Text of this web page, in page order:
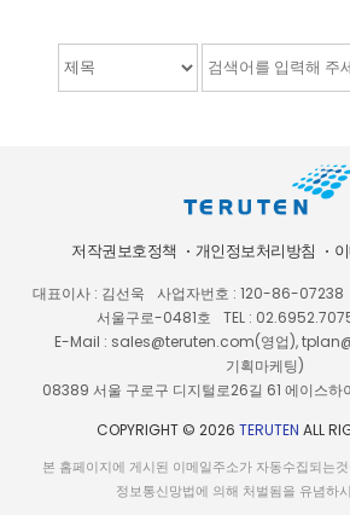
저작권보호정책 개인정보처리방침
대표이사 : 김선욱 사업자번호 : 120-86-07238
서울구로-0481호
TEL :
E-Mail : sales@teruten.com(영업),
기획마케팅)
08389 서울 구로구 디지털로26길 61 에이스하
COPYRIGHT © 2026 TERUTEN ALL
본 홈페이지에 게시된 이메일주소가 자동수집되는
정보통신망법에 의해 처벌됨을 유념하